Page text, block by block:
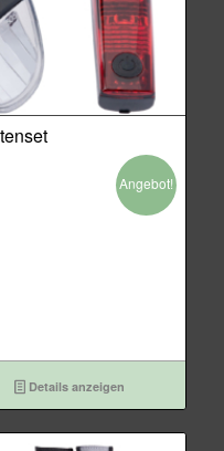
Angebot!
Details anzeigen